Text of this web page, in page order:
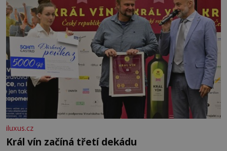
iluxus.cz
Král vín začíná třetí dekádu